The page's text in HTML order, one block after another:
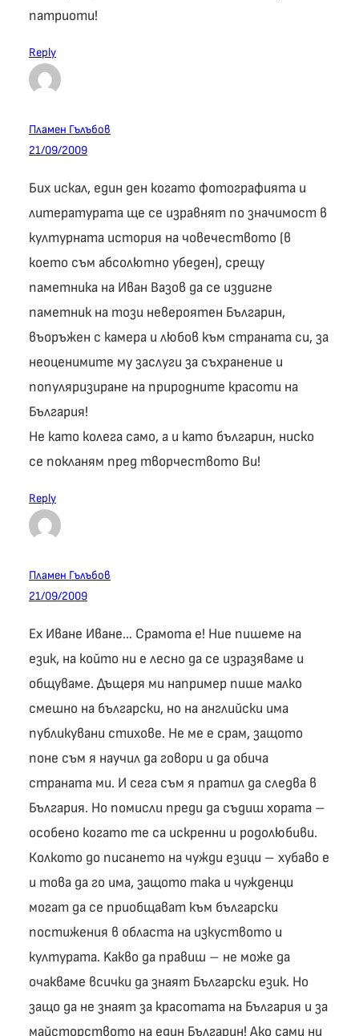
патриоти!
Reply
Пламен Гълъбов
21/09/2009
Бих искал, един ден когато фотографията и
литературата ще се изравнят по значимост в
културната история на човечеството (в
което съм абсолютно убеден), срещу
паметника на Иван Вазов да се издигне
паметник на този невероятен Българин,
въоръжен с камера и любов към страната си, за
неоценимите му заслуги за съхранение и
популяризиране на природните красоти на
България!
Не като колега само, а и като българин, ниско
се покланям пред творчеството Ви!
Reply
Пламен Гълъбов
21/09/2009
Eх Иване Иване… Срамота е! Ние пишеме на
език, на който ни е лесно да се изразяваме и
общуваме. Дъщеря ми например пише малко
смешно на български, но на английски има
публикувани стихове. Hе ме е срам, защото
поне съм я научил да говори и да обича
страната ми. И сега съм я пратил да следва в
България. Но помисли преди да съдиш хората –
особено когато те са искренни и родолюбиви.
Колкото до писането на чужди езици – хубаво е
и това да го има, защото така и чужденци
могат да се приобщават към български
постижения в областа на изкуството и
културата. Kакво да правиш – не може да
очакваме всички да знаят Български език. Но
защо да не знаят за красотата на България и за
майсторството на един Българин! Ако сами ни